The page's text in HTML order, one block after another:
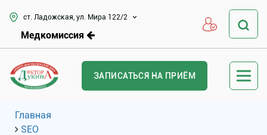
ст. Ладожская, ул. Мира 122/2
Медкомиссия
ЗАПИСАТЬСЯ НА ПРИЁМ
Главная
SEO